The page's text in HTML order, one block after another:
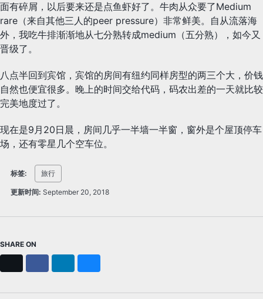
面有碎屑，以后要来还是点鱼虾好了。牛肉从众要了Medium
rare（来自其他三人的peer pressure）非常鲜美。自从流落海
外，我吃牛排渐渐地从七分熟转成medium（五分熟），如今又
晋级了。
八点半回到宾馆，宾馆的房间有纽约同样房型的两三个大，价钱
自然也便宜很多。晚上的时间交给代码，码农出差的一天就比较
完美地度过了。
现在是9月20日晨，房间几乎一半墙一半窗，窗外是个屋顶停车
场，还有零星几个空车位。
标签: 旅行
更新时间: September 20, 2018
SHARE ON